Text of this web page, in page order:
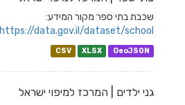
שכבת בתי ספר מקור המידע:
https://data.gov.il/dataset/school
CSV XLSX GeoJSON
גני ילדים | המרכז למיפוי ישראל